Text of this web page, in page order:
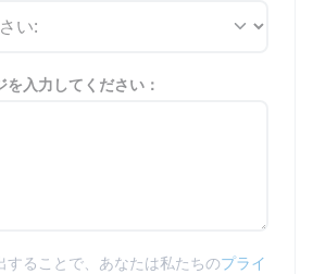
入力してください：
することで、あなたは私たちのプライ